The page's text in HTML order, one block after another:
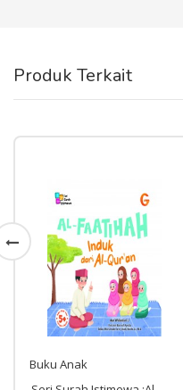
Produk Terkait
Buku Anak